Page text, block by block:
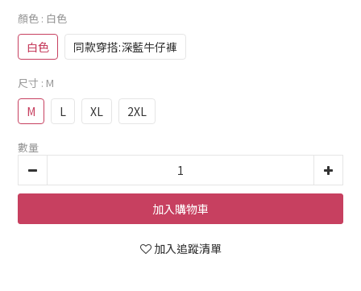
顏色 : 白色
白色 同款穿搭:深藍牛仔褲
尺寸 : M
M L XL 2XL
數量
加入購物車
加入追蹤清單